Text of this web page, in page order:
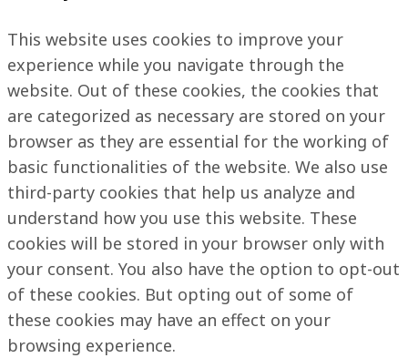
This website uses cookies to improve your
experience while you navigate through the
website. Out of these cookies, the cookies that
are categorized as necessary are stored on your
browser as they are essential for the working of
basic functionalities of the website. We also use
third-party cookies that help us analyze and
understand how you use this website. These
cookies will be stored in your browser only with
your consent. You also have the option to opt-out
of these cookies. But opting out of some of
these cookies may have an effect on your
browsing experience.